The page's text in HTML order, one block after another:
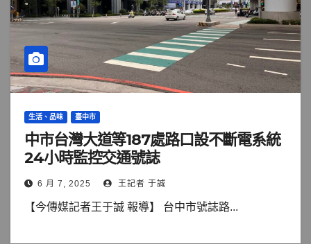
生活、品味 臺中市
中市台灣大道等187處路口設不斷電系統
24小時監控交通號誌
6 月 7, 2025 王記者 于誠
【今傳媒記者王于誠 報導】 台中市號誌路...